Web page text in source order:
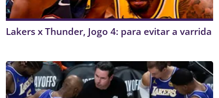
Lakers x Thunder, Jogo 4: para evitar a varrida